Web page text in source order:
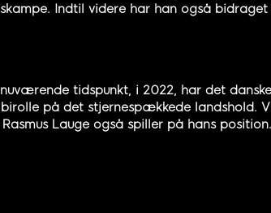
Indtil videre har han også bidraget
tidspunkt, i 2022, har det
på det stjernespækkede landshold.
Lauge også spiller på hans